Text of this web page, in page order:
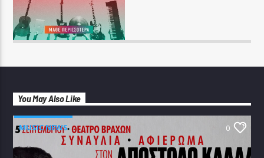
You May Also Like
MUSIC NEWS 0